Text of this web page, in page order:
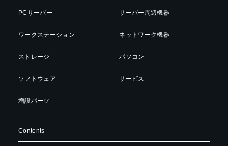
PCサーバー
ワークステーション
ストレージ
ソフトウェア
増設パーツ
サーバー周辺機器
ネットワーク機器
パソコン
サービス
Contents